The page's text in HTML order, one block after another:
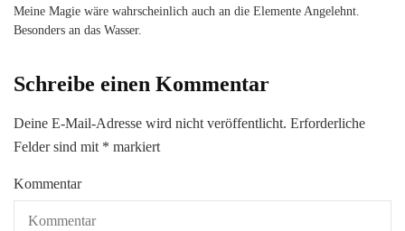
Meine Magie wäre wahrscheinlich auch an die Elemente Angelehnt.
Besonders an das Wasser.
Schreibe einen Kommentar
Deine E-Mail-Adresse wird nicht veröffentlicht. Erforderliche
Felder sind mit * markiert
Kommentar